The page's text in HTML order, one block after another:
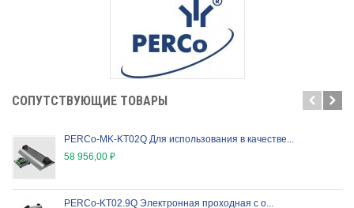
CОПУТСТВУЮЩИЕ ТОВАРЫ
PERCo-MK-KT02Q Для использования в качестве...
58 956,00 ₽
PERCo-KT02.9Q Электронная проходная с о...